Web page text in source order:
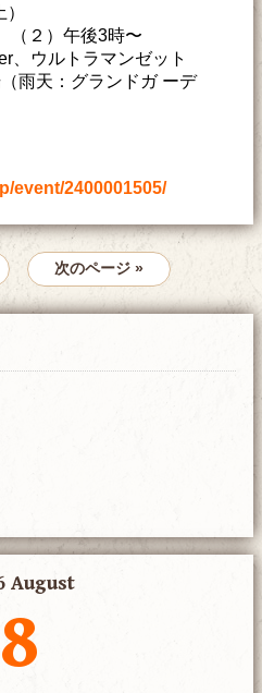
２）午後3時〜
、ウルトラマンゼット
雨天：グランドガ ーデ
event/2400001505/
次のページ »
August
8